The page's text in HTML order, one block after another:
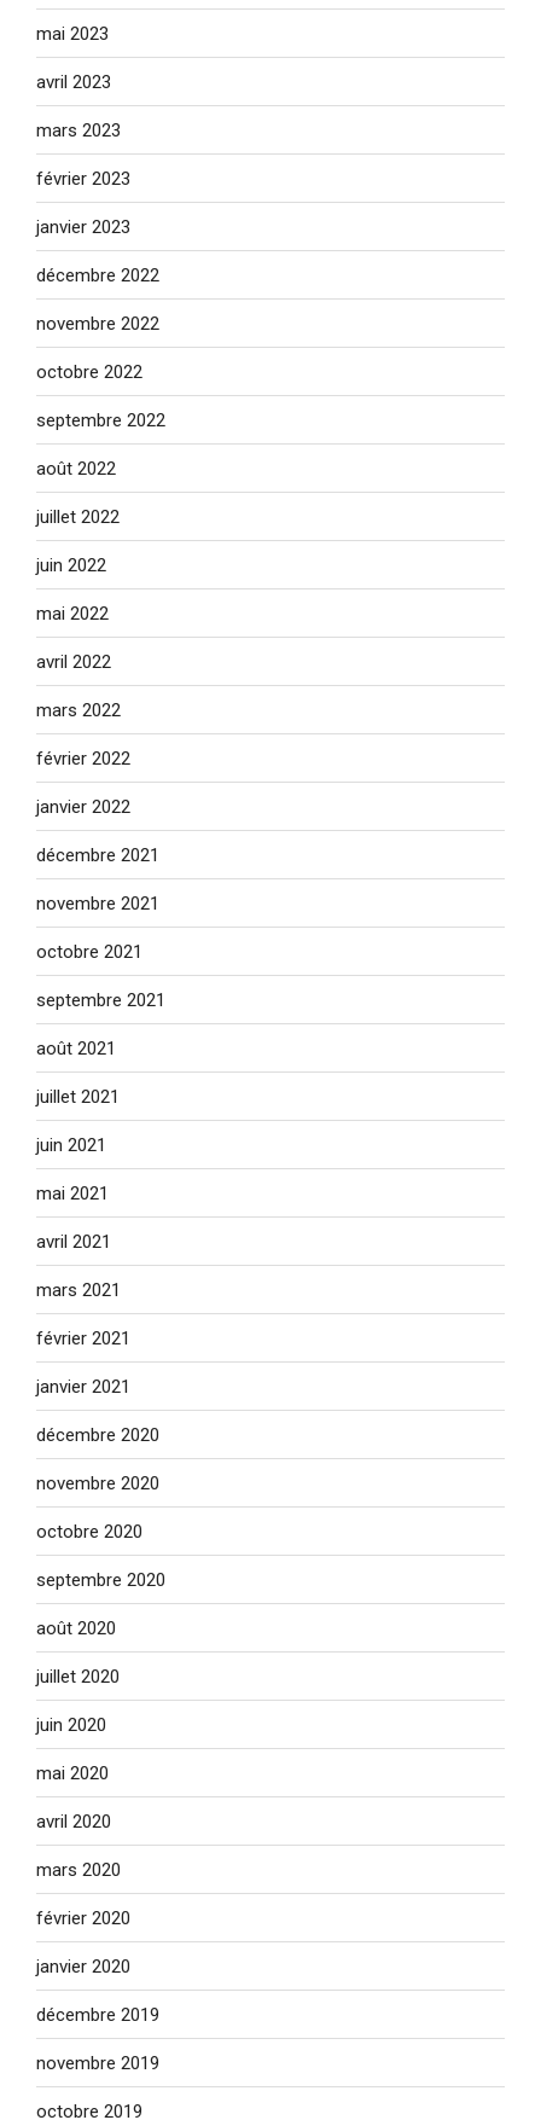
mai 2023
avril 2023
mars 2023
février 2023
janvier 2023
décembre 2022
novembre 2022
octobre 2022
septembre 2022
août 2022
juillet 2022
juin 2022
mai 2022
avril 2022
mars 2022
février 2022
janvier 2022
décembre 2021
novembre 2021
octobre 2021
septembre 2021
août 2021
juillet 2021
juin 2021
mai 2021
avril 2021
mars 2021
février 2021
janvier 2021
décembre 2020
novembre 2020
octobre 2020
septembre 2020
août 2020
juillet 2020
juin 2020
mai 2020
avril 2020
mars 2020
février 2020
janvier 2020
décembre 2019
novembre 2019
octobre 2019